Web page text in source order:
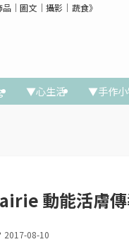
品│圖文│攝影│蔬食》
▼心生活 ▼手作小
動能活膚
2017-08-10